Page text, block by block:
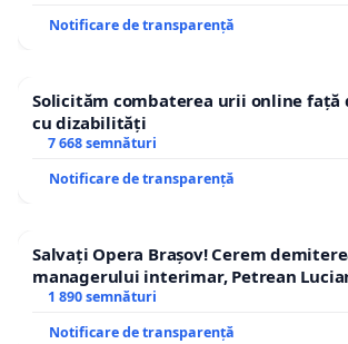
Notificare de transparență
Solicităm combaterea urii online față
cu dizabilități
7 668 semnături
Notificare de transparență
Salvați Opera Brașov! Cerem
managerului interimar, Petrean
1 890 semnături
Notificare de transparență